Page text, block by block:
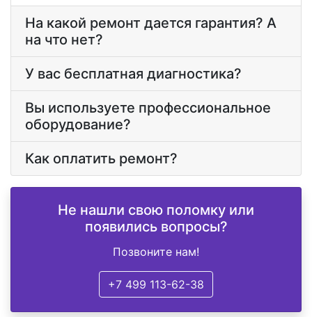
На какой ремонт дается гарантия? А
на что нет?
У вас бесплатная диагностика?
Вы используете профессиональное
оборудование?
Как оплатить ремонт?
Не нашли свою поломку или
появились вопросы?
Позвоните нам!
+7 499 113-62-38